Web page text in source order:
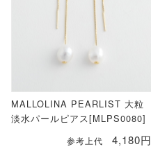
MALLOLINA PEARLIST 大粒
淡水パールピアス[MLPS0080]
参考上代 4,180円